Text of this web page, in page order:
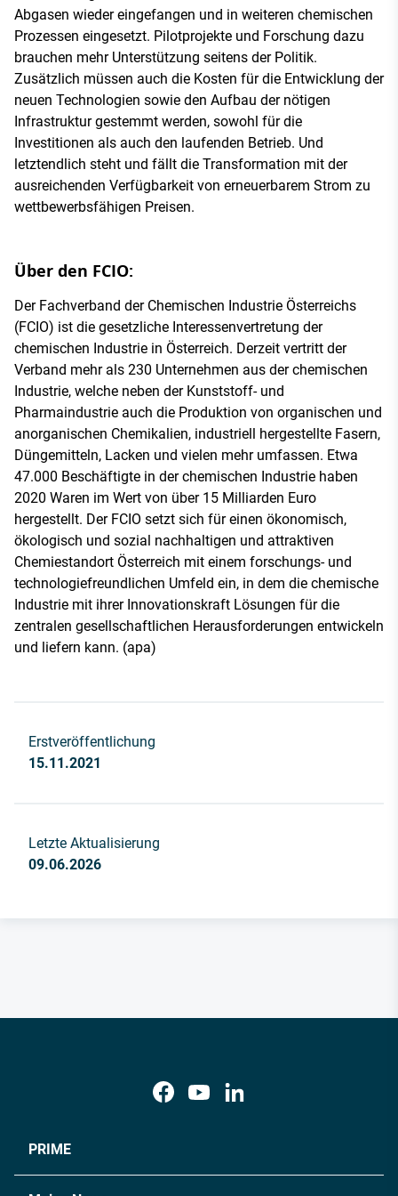
Abgasen wieder eingefangen und in weiteren chemischen
Prozessen eingesetzt. Pilotprojekte und Forschung dazu
brauchen mehr Unterstützung seitens der Politik.
Zusätzlich müssen auch die Kosten für die Entwicklung der
neuen Technologien sowie den Aufbau der nötigen
Infrastruktur gestemmt werden, sowohl für die
Investitionen als auch den laufenden Betrieb. Und
letztendlich steht und fällt die Transformation mit der
ausreichenden Verfügbarkeit von erneuerbarem Strom zu
wettbewerbsfähigen Preisen.
Über den FCIO:
Der Fachverband der Chemischen Industrie Österreichs
(FCIO) ist die gesetzliche Interessenvertretung der
chemischen Industrie in Österreich. Derzeit vertritt der
Verband mehr als 230 Unternehmen aus der chemischen
Industrie, welche neben der Kunststoff- und
Pharmaindustrie auch die Produktion von organischen und
anorganischen Chemikalien, industriell hergestellte Fasern,
Düngemitteln, Lacken und vielen mehr umfassen. Etwa
47.000 Beschäftigte in der chemischen Industrie haben
2020 Waren im Wert von über 15 Milliarden Euro
hergestellt. Der FCIO setzt sich für einen ökonomisch,
ökologisch und sozial nachhaltigen und attraktiven
Chemiestandort Österreich mit einem forschungs- und
technologiefreundlichen Umfeld ein, in dem die chemische
Industrie mit ihrer Innovationskraft Lösungen für die
zentralen gesellschaftlichen Herausforderungen entwickeln
und liefern kann. (apa)
Erstveröffentlichung
15.11.2021
Letzte Aktualisierung
09.06.2026
PRIME